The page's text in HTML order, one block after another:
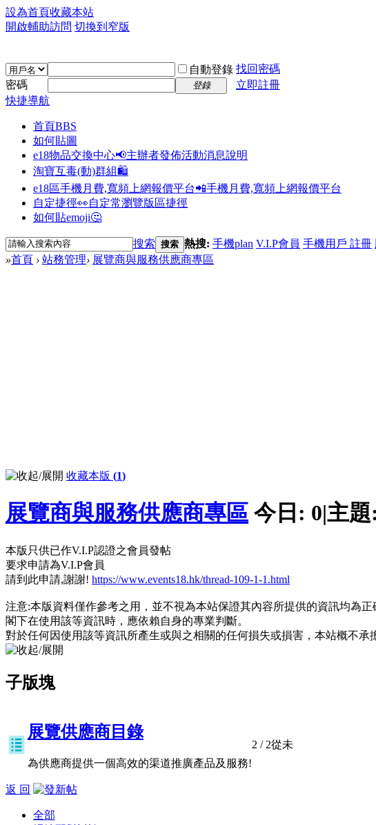
設為首頁收藏本站
開啟輔助訪問 切換到窄版
自動登錄 找回密碼
密碼
登錄
立即註冊
快捷導航
首頁BBS
如何貼圖
e18物品交換中心📢主辦者發佈活動消息說明
淘寶互毒(動)群組🛍️
e18區手機月費,寬頻上網報價平台📲手機月費,寬頻上網報價平台
自定捷徑👀自定常瀏覽版區捷徑
如何貼emoji🤔
搜索 搜索 熱搜: 手機plan V.I.P會員 手機用戶 註冊
»首頁 › 站務管理› 展覽商與服務供應商專區
收藏本版 (1)
展覽商與服務供應商專區 今日: 0|主題:
本版只供已作V.I.P認證之會員發帖
要求申請為V.I.P會員
請到此申請,謝謝! https://www.events18.hk/thread-109-1-1.html
注意:本版資料僅作參考之用，並不視為本站保證其內容所提供的資訊均為正
閣下在使用該等資訊時，應依賴自身的專業判斷。
對於任何因使用該等資訊所產生或與之相關的任何損失或損害，本站概不承
子版塊
展覽供應商目錄
為供應商提供一個高效的渠道推廣產品及服務!
2 / 2從未
返 回
全部